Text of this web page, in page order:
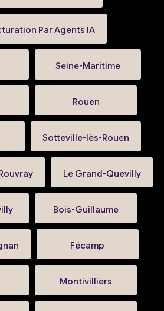
Par Agents IA
Seine-Maritime
Rouen
Sotteville-lès-Rouen
Le Grand-Quevilly
Bois-Guillaume
Fécamp
Montivilliers